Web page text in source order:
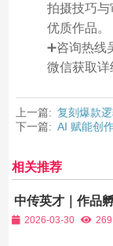
拍摄技巧
优质作品。
➕咨询热线
微信获取
上一篇: 复刻爆款
下一篇: AI 赋能创
相关推荐
中传英才｜作品
争力2026-03-30
269
中传英才